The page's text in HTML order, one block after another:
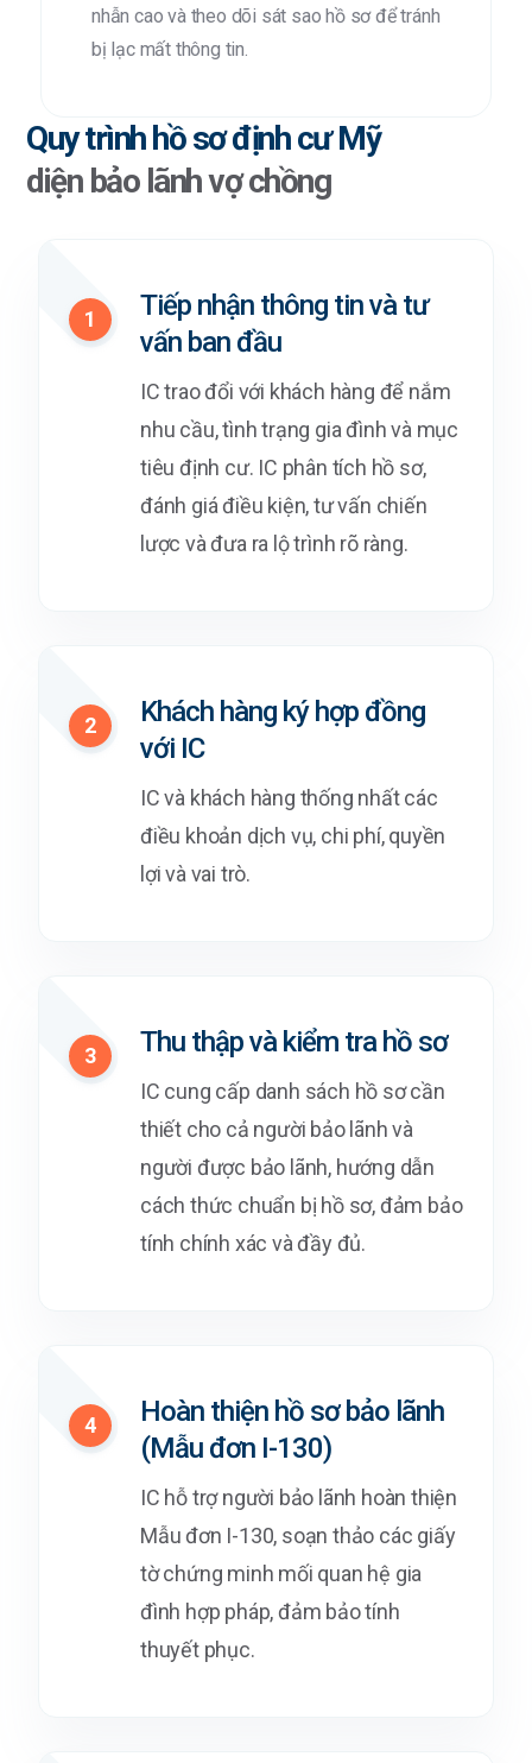
nhẫn cao và theo dõi sát sao hồ sơ để tránh
bị lạc mất thông tin.
Quy trình hồ sơ định cư Mỹ
diện bảo lãnh vợ chồng
1
Tiếp nhận thông tin và tư
vấn ban đầu
IC trao đổi với khách hàng để nắm
nhu cầu, tình trạng gia đình và mục
tiêu định cư. IC phân tích hồ sơ,
đánh giá điều kiện, tư vấn chiến
lược và đưa ra lộ trình rõ ràng.
2
Khách hàng ký hợp đồng
với IC
IC và khách hàng thống nhất các
điều khoản dịch vụ, chi phí, quyền
lợi và vai trò.
3 Thu thập và kiểm tra hồ sơ
IC cung cấp danh sách hồ sơ cần
thiết cho cả người bảo lãnh và
người được bảo lãnh, hướng dẫn
cách thức chuẩn bị hồ sơ, đảm bảo
tính chính xác và đầy đủ.
4
Hoàn thiện hồ sơ bảo lãnh
(Mẫu đơn I-130)
IC hỗ trợ người bảo lãnh hoàn thiện
Mẫu đơn I-130, soạn thảo các giấy
tờ chứng minh mối quan hệ gia
đình hợp pháp, đảm bảo tính
thuyết phục.